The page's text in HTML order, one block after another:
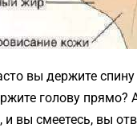
вы держите спину
голову прямо?
и вы смеетесь, вы